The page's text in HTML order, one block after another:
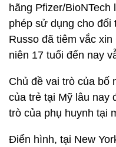
hãng Pfizer/
phép sử dụng cho
Russo đã tiêm vắc
niên 17 tuổi đến nay
Chủ đề vai trò của bố
của trẻ tại Mỹ lâu nay
trò của phụ huynh tại
Điển hình, tại New